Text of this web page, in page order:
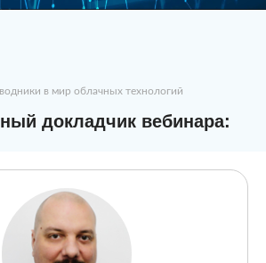
в мир облачных технологий
докладчик вебинара: